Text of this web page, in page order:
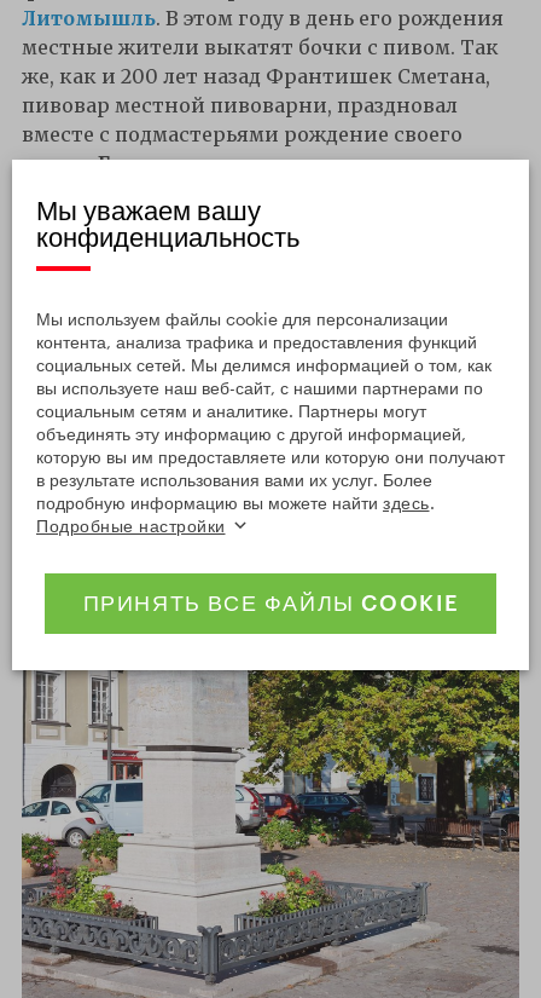
Литомышль. В этом году в день его рождения
местные жители выкатят бочки с пивом. Так
же, как и 200 лет назад Франтишек Сметана,
пивовар местной пивоварни, праздновал
вместе с подмастерьями рождение своего
сына.«Бедржишек», как звали композитора
после многих дочерей.
Мы уважаем вашу
конфиденциальность
Мы используем файлы cookie для персонализации
контента, анализа трафика и предоставления функций
социальных сетей. Мы делимся информацией о том, как
вы используете наш веб-сайт, с нашими партнерами по
социальным сетям и аналитике. Партнеры могут
объединять эту информацию с другой информацией,
которую вы им предоставляете или которую они получают
в результате использования вами их услуг. Более
подробную информацию вы можете найти здесь.
Подробные настройки
ПРИНЯТЬ ВСЕ ФАЙЛЫ COOKIE